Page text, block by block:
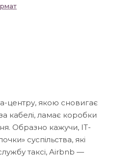
центру, якою сновигає
кабелі, ламає коробки
Образно кажучи, ІТ-
суспільства, які
таксі, Airbnb —